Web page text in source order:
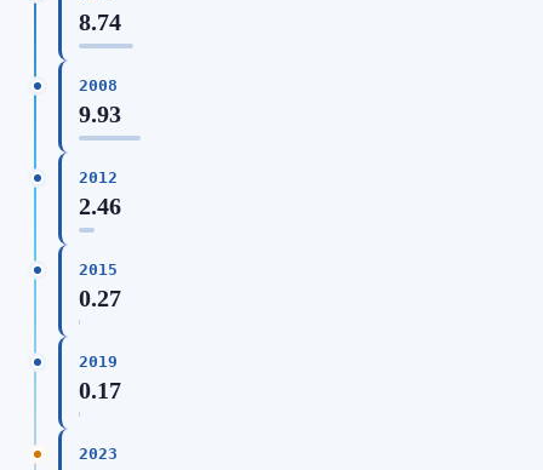
8.74
2008
9.93
2012
2.46
2015
0.27
2019
0.17
2023